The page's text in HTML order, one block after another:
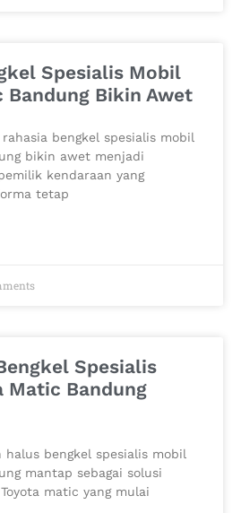
Spesialis Mobil
Bandung Bikin Awet
bengkel spesialis mobil
bikin awet menjadi
kendaraan yang
tetap
Spesialis
Matic Bandung
halus bengkel spesialis mobil
mantap sebagai solusi
matic yang mulai